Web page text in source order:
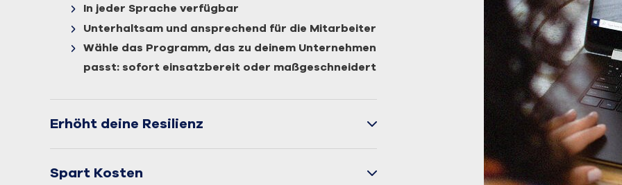
In jeder Sprache verfügbar
Unterhaltsam und ansprechend für die Mitarbeiter
Wähle das Programm, das zu deinem Unternehmen
passt: sofort einsatzbereit oder maßgeschneidert
Erhöht deine Resilienz
Spart Kosten